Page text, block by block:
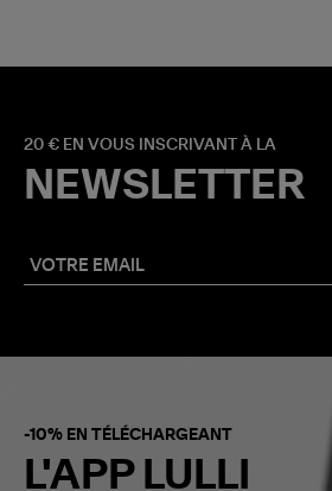
20 € EN VOUS INSCRIVANT À LA
NEWSLETTER
-10% EN TÉLÉCHARGEANT
L'APP LULLI